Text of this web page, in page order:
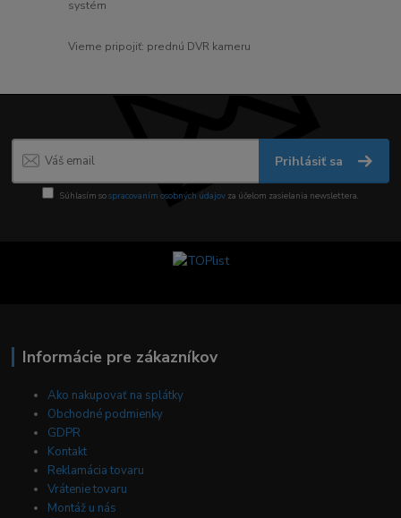
systém
Vieme pripojiť: prednú DVR kameru
Prihlásiť sa
Súhlasím sospracovaním osobných údajov za účelom zasielania newslettera.
Informácie pre zákazníkov
Ako nakupovať na splátky
Obchodné podmienky
GDPR
Kontakt
Reklamácia tovaru
Vrátenie tovaru
Montáž u nás